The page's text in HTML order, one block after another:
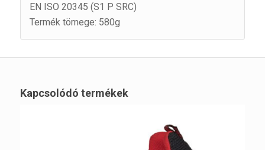
EN ISO 20345 (S1 P SRC)
Termék tömege: 580g
Kapcsolódó termékek